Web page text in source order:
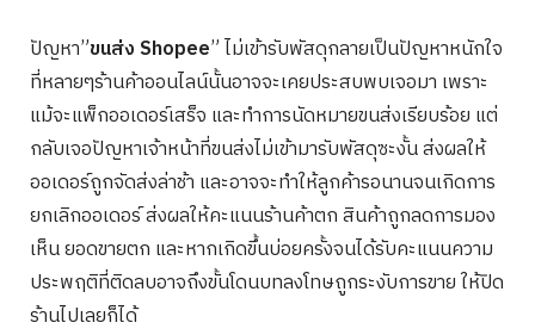
ปัญหา”ขนส่ง Shopee” ไม่เข้ารับพัสดุกลายเป็นปัญหาหนักใจ
ที่หลายๆร้านค้าออนไลน์นั้นอาจจะเคยประสบพบเจอมา เพราะ
แม้จะแพ็กออเดอร์เสร็จ และทำการนัดหมายขนส่งเรียบร้อย แต่
กลับเจอปัญหาเจ้าหน้าที่ขนส่งไม่เข้ามารับพัสดุซะงั้น ส่งผลให้
ออเดอร์ถูกจัดส่งล่าช้า และอาจจะทำให้ลูกค้ารอนานจนเกิดการ
ยกเลิกออเดอร์ ส่งผลให้คะแนนร้านค้าตก สินค้าถูกลดการมอง
เห็น ยอดขายตก และหากเกิดขึ้นบ่อยครั้งจนได้รับคะแนนความ
ประพฤติที่ติดลบอาจถึงขั้นโดนบทลงโทษถูกระงับการขาย ให้ปิด
ร้านไปเลยก็ได้